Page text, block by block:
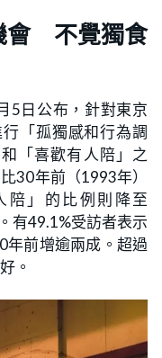
會 不覺獨食
5日公布，針對東京
「孤獨感和行為調
「喜歡有人陪」之
30年前（1993年）
陪」的比例則降至
有49.1%受訪者表示
年前增逾兩成。超過
。